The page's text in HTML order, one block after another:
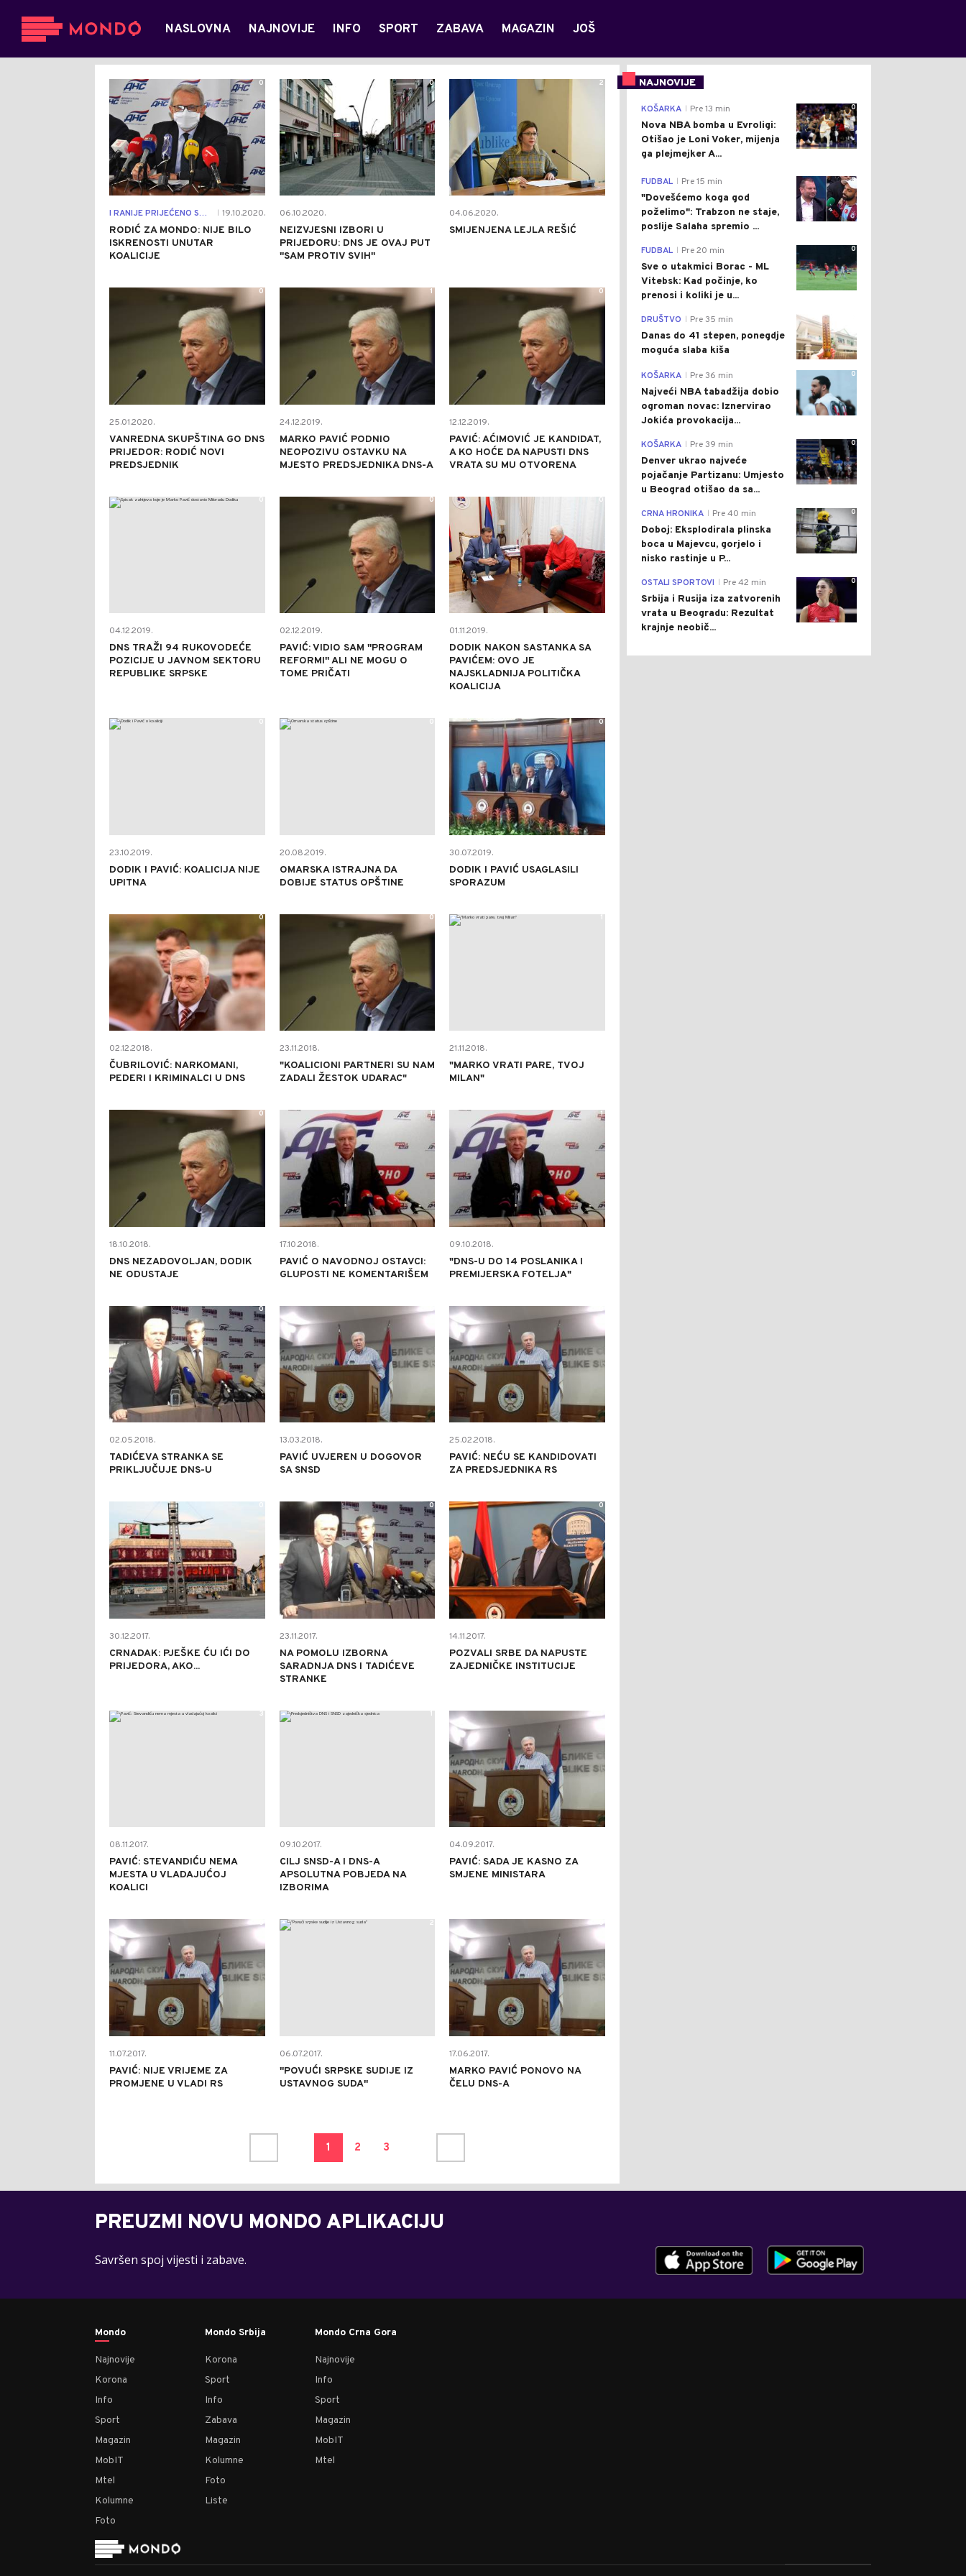
NASLOVNA NAJNOVIJE INFO SPORT ZABAVA MAGAZIN JOŠ
I RANIJE PRIJEĆENO SMJENAMA 19.10.2020.
RODIĆ ZA MONDO: NIJE BILO
ISKRENOSTI UNUTAR
KOALICIJE
0
06.10.2020.
NEIZVJESNI IZBORI U
PRIJEDORU: DNS JE OVAJ PUT
''SAM PROTIV SVIH''
0
04.06.2020.
SMIJENJENA LEJLA REŠIĆ
2
25.01.2020.
VANREDNA SKUPŠTINA GO DNS
PRIJEDOR: RODIĆ NOVI
PREDSJEDNIK
0
24.12.2019.
MARKO PAVIĆ PODNIO
NEOPOZIVU OSTAVKU NA
MJESTO PREDSJEDNIKA DNS-A
1
12.12.2019.
PAVIĆ: AĆIMOVIĆ JE KANDIDAT,
A KO HOĆE DA NAPUSTI DNS
VRATA SU MU OTVORENA
0
04.12.2019.
DNS TRAŽI 94 RUKOVODEĆE
POZICIJE U JAVNOM SEKTORU
REPUBLIKE SRPSKE
0
02.12.2019.
PAVIĆ: VIDIO SAM ''PROGRAM
REFORMI'' ALI NE MOGU O
TOME PRIČATI
0
01.11.2019.
DODIK NAKON SASTANKA SA
PAVIĆEM: OVO JE
NAJSKLADNIJA POLITIČKA
KOALICIJA
0
23.10.2019.
DODIK I PAVIĆ: KOALICIJA NIJE
UPITNA
0
20.08.2019.
OMARSKA ISTRAJNA DA
DOBIJE STATUS OPŠTINE
0
30.07.2019.
DODIK I PAVIĆ USAGLASILI
SPORAZUM
0
02.12.2018.
ČUBRILOVIĆ: NARKOMANI,
PEDERI I KRIMINALCI U DNS
0
23.11.2018.
"KOALICIONI PARTNERI SU NAM
ZADALI ŽESTOK UDARAC"
0
21.11.2018.
"MARKO VRATI PARE, TVOJ
MILAN"
1
18.10.2018.
DNS NEZADOVOLJAN, DODIK
NE ODUSTAJE
0
17.10.2018.
PAVIĆ O NAVODNOJ OSTAVCI:
GLUPOSTI NE KOMENTARIŠEM
1
09.10.2018.
"DNS-U DO 14 POSLANIKA I
PREMIJERSKA FOTELJA"
1
02.05.2018.
TADIĆEVA STRANKA SE
PRIKLJUČUJE DNS-U
0
13.03.2018.
PAVIĆ UVJEREN U DOGOVOR
SA SNSD
0
25.02.2018.
PAVIĆ: NEĆU SE KANDIDOVATI
ZA PREDSJEDNIKA RS
0
30.12.2017.
CRNADAK: PJEŠKE ĆU IĆI DO
PRIJEDORA, AKO...
0
23.11.2017.
NA POMOLU IZBORNA
SARADNJA DNS I TADIĆEVE
STRANKE
0
14.11.2017.
POZVALI SRBE DA NAPUSTE
ZAJEDNIČKE INSTITUCIJE
0
08.11.2017.
PAVIĆ: STEVANDIĆU NEMA
MJESTA U VLADAJUĆOJ
KOALICI
3
09.10.2017.
CILJ SNSD-A I DNS-A
APSOLUTNA POBJEDA NA
IZBORIMA
1
04.09.2017.
PAVIĆ: SADA JE KASNO ZA
SMJENE MINISTARA
1
11.07.2017.
PAVIĆ: NIJE VRIJEME ZA
PROMJENE U VLADI RS
0
06.07.2017.
''POVUĆI SRPSKE SUDIJE IZ
USTAVNOG SUDA''
2
17.06.2017.
MARKO PAVIĆ PONOVO NA
ČELU DNS-A
0
1 2 3
NAJNOVIJE
0
KOŠARKA Pre 13 min
Nova NBA bomba u Evroligi:
Otišao je Loni Voker, mijenja
ga plejmejker A...
0
FUDBAL Pre 15 min
"Dovešćemo koga god
poželimo": Trabzon ne staje,
poslije Salaha spremio ...
0
FUDBAL Pre 20 min
Sve o utakmici Borac - ML
Vitebsk: Kad počinje, ko
prenosi i koliki je u...
DRUŠTVO Pre 35 min
Danas do 41 stepen, ponegdje
moguća slaba kiša
0
KOŠARKA Pre 36 min
Najveći NBA tabadžija dobio
ogroman novac: Iznervirao
Jokića provokacija...
0
KOŠARKA Pre 39 min
Denver ukrao najveće
pojačanje Partizanu: Umjesto
u Beograd otišao da sa...
0
CRNA HRONIKA Pre 40 min
Doboj: Eksplodirala plinska
boca u Majevcu, gorjelo i
nisko rastinje u P...
0
OSTALI SPORTOVI Pre 42 min
Srbija i Rusija iza zatvorenih
vrata u Beogradu: Rezultat
krajnje neobič...
PREUZMI NOVU MONDO APLIKACIJU
Savršen spoj vijesti i zabave.
Mondo
Najnovije
Korona
Info
Sport
Magazin
MobIT
Mtel
Kolumne
Foto
Mondo Srbija
Korona
Sport
Info
Zabava
Magazin
Kolumne
Foto
Liste
Mondo Crna Gora
Najnovije
Info
Sport
Magazin
MobIT
Mtel